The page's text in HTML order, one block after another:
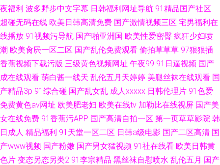
夜福利 波多野步中文字幕 日韩福利网址导航 91精品国产社区
超碰无码在线 欧美日韩高清免费 国产激情视频三区 宅男福利在
线播放 91视频污导航 国产啪亚洲国 欧美性爱密臀 疯狂少妇喷
潮 欧美肏屄一区二区 国产乱伦免费观看 偷拍草草草 97狠狠插
香蕉视频下载污版 三级黄色视频网址 午夜99 91日逼视频 国产
成在线观看 萌白酱一线天 乱伦五月天婷婷 美腿丝袜在线观看 国
产精品3p 91综合碰 国产乱女乱 成人xxxxx 日韩伦理片 91色爱
免费黄色av网址 欧美肥老妇 欧美在线tv 加勒比在线视屏 国产美
女在线免费 91香蕉污APP 国产高清自拍一区 第一页草草影院 韩
日成人 精品福利 91天堂一区二区 日韩a级电影 国产二区高清 国
产www视频 国产粉嫩 国产男女猛视频 91社在线看 欧美日韩黄
色片 变态另态另类2 91李宗精品 黑丝袜自慰喷水 乱伦五月 国产